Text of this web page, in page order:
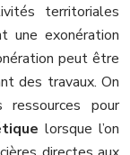
territoriales
une exonération
peut être
des travaux. On
pour
lorsque l’on